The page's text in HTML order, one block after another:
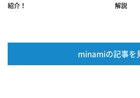
紹介！
解説
minamiの記事を